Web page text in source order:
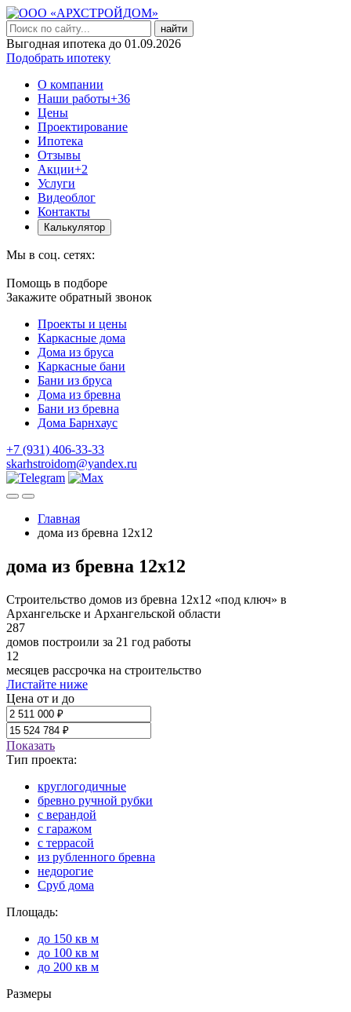
найти
Выгодная ипотека до 01.09.2026
Подобрать ипотеку
О компании
Наши работы+36
Цены
Проектирование
Ипотека
Отзывы
Акции+2
Услуги
Видеоблог
Контакты
Калькулятор
Мы в соц. сетях:
Помощь в подборе
Закажите обратный звонок
Проекты и цены
Каркасные дома
Дома из бруса
Каркасные бани
Бани из бруса
Дома из бревна
Бани из бревна
Дома Барнхаус
+7 (931) 406-33-33
skarhstroidom@yandex.ru
Главная
дома из бревна 12х12
дома из бревна 12х12
Строительство домов из бревна 12х12 «под ключ» в
Архангельске и Архангельской области
287
домов построили за 21 год работы
12
месяцев рассрочка на строительство
Листайте ниже
Цена от и до
Показать
Тип проекта:
круглогодичные
бревно ручной рубки
с верандой
с гаражом
с террасой
из рубленного бревна
недорогие
Сруб дома
Площадь:
до 150 кв м
до 100 кв м
до 200 кв м
Размеры